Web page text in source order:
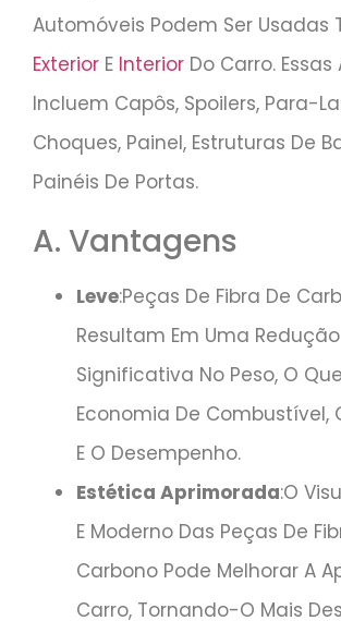
Automóveis Podem Ser Usadas
Exterior E Interior Do Carro.
Incluem Capôs, Spoilers, Para-
Choques, Painel, Estruturas De
Painéis De Portas.
A. Vantagens
Leve:Peças De Fibra De
Resultam Em Uma Redução
Significativa No Peso, O
Economia De Combustível,
E O Desempenho.
Estética Aprimorada:O
E Moderno Das Peças De
Carbono Pode Melhorar A
Carro, Tornando-O Mais